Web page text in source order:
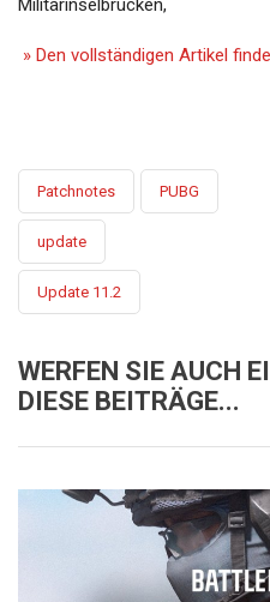
» Den vollständigen Artikel
Patchnotes PUBG
update
Update 11.2
WERFEN SIE AUCH
DIESE BEITRÄGE...